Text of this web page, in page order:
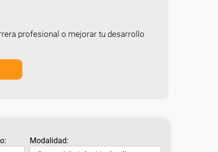
profesional o mejorar tu desarrollo
Modalidad: